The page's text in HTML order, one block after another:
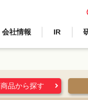
会社情報 IR
商品から探す